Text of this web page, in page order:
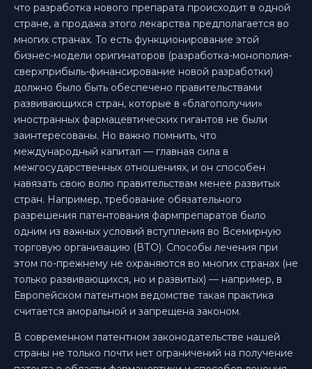
что разработка нового препарата происходит в одной
стране, а продажа этого лекарства предполагается во
многих странах. То есть функционирование этой
бизнес-модели оригинаторов (разработка-монополия-
сверхприбыль-финансирование новой разработки)
должно было быть обеспечено правительствами
развивающихся стран, которые в «благополучии»
иностранных фармацевтических гигантов не были
заинтересованы. Но важно помнить, что
международный капитал — главная сила в
межгосударственных отношениях, и он способен
навязать свою волю правительствам менее развитых
стран. Например, требование обязательного
разрешения патентования фармпрепаратов было
одним из важных условий вступления во Всемирную
торговую организацию (ВТО). Способы лечения при
этом по-прежнему не охраняются во многих странах (не
только развивающихся, но и развитых) — например, в
Европейском патентном ведомстве такая практика
считается аморальной и запрещена законом.
В современном патентном законодательстве нашей
страны не только почти нет ограничений на получение